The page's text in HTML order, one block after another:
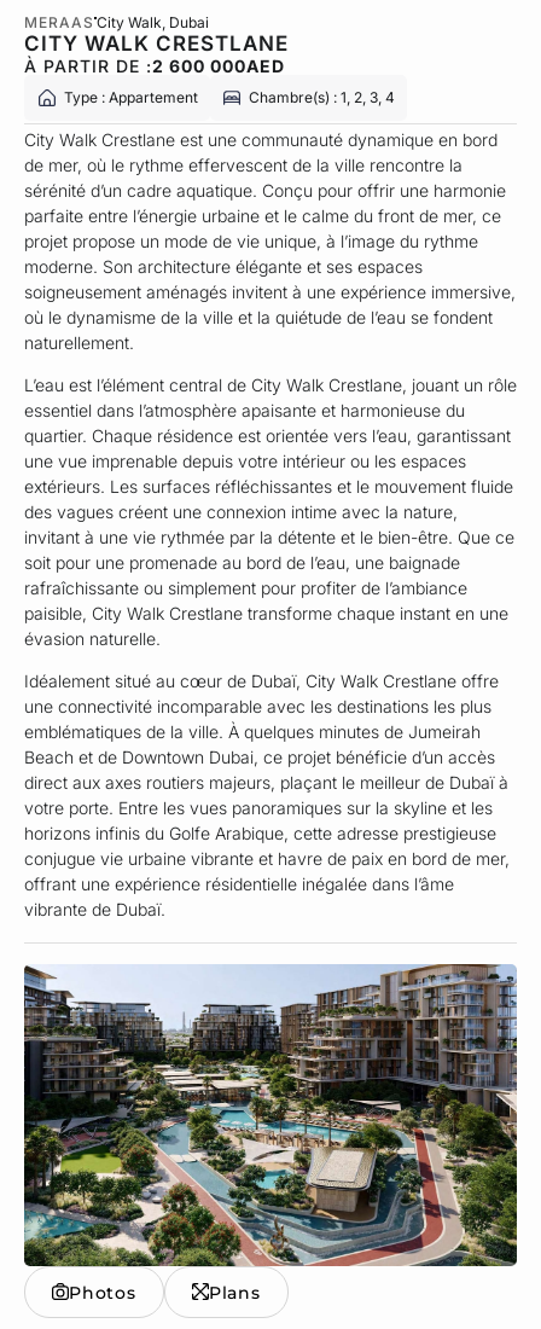
MERAAS City Walk , Dubai
CITY WALK CRESTLANE
À PARTIR DE :2 600 000AED
Type : Appartement Chambre(s) : 1, 2, 3, 4
City Walk Crestlane est une communauté dynamique en bord
de mer, où le rythme effervescent de la ville rencontre la
sérénité d’un cadre aquatique. Conçu pour offrir une harmonie
parfaite entre l’énergie urbaine et le calme du front de mer, ce
projet propose un mode de vie unique, à l’image du rythme
moderne. Son architecture élégante et ses espaces
soigneusement aménagés invitent à une expérience immersive,
où le dynamisme de la ville et la quiétude de l’eau se fondent
naturellement.
L’eau est l’élément central de City Walk Crestlane, jouant un rôle
essentiel dans l’atmosphère apaisante et harmonieuse du
quartier. Chaque résidence est orientée vers l’eau, garantissant
une vue imprenable depuis votre intérieur ou les espaces
extérieurs. Les surfaces réfléchissantes et le mouvement fluide
des vagues créent une connexion intime avec la nature,
invitant à une vie rythmée par la détente et le bien-être. Que ce
soit pour une promenade au bord de l’eau, une baignade
rafraîchissante ou simplement pour profiter de l’ambiance
paisible, City Walk Crestlane transforme chaque instant en une
évasion naturelle.
Idéalement situé au cœur de Dubaï, City Walk Crestlane offre
une connectivité incomparable avec les destinations les plus
emblématiques de la ville. À quelques minutes de Jumeirah
Beach et de Downtown Dubai, ce projet bénéficie d’un accès
direct aux axes routiers majeurs, plaçant le meilleur de Dubaï à
votre porte. Entre les vues panoramiques sur la skyline et les
horizons infinis du Golfe Arabique, cette adresse prestigieuse
conjugue vie urbaine vibrante et havre de paix en bord de mer,
offrant une expérience résidentielle inégalée dans l’âme
vibrante de Dubaï.
Photos Plans